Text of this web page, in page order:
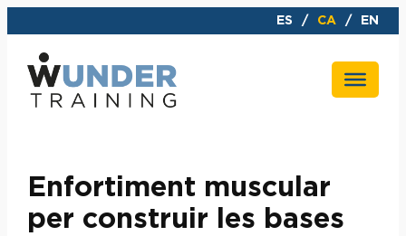
al
contingut
ES CA EN
Enfortiment muscular
per construir les bases